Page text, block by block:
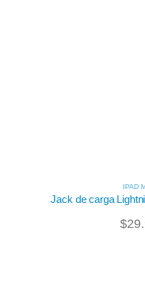
IPAD
Jack de carga
$